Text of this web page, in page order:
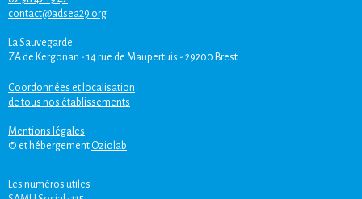
contact@adsea29.org
La Sauvegarde
ZA de Kergonan - 14 rue de Maupertuis - 29200 Brest
Coordonnées et localisation
de tous nos établissements
Mentions légales
© et hébergement Oziolab
Les numéros utiles